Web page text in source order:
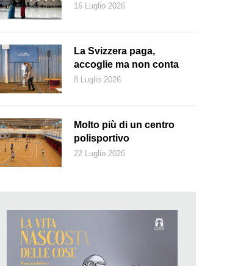
16 Luglio 2026
La Svizzera paga,
accoglie ma non conta
8 Luglio 2026
Molto più di un centro
polisportivo
22 Luglio 2026